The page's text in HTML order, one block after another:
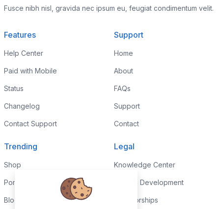
Fusce nibh nisl, gravida nec ipsum eu, feugiat condimentum velit.
Features
Help Center
Paid with Mobile
Status
Changelog
Contact Support
Support
Home
About
FAQs
Support
Contact
Trending
Shop
Portfolio
Blog
Legal
Knowledge Center
Custom Development
Sponsorships